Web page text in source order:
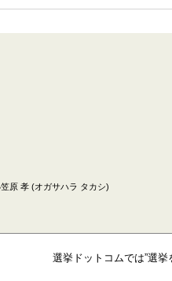
原 孝 (オガサハラ タカシ)
選挙ドットコムでは”選